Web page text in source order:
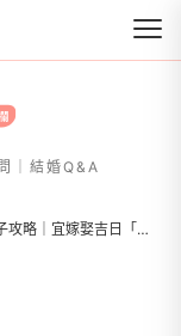
｜結婚Q&A
2026 結婚好日子攻略｜宜嫁娶吉日「這幾天」最熱門！３分鐘教你聰明擇日！